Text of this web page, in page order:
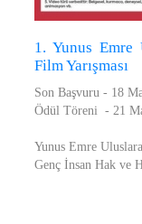
1. Yunus Emre
Film Yarışması
Son Başvuru - 18
Ödül Töreni - 21
Yunus Emre
Genç İnsan Hak ve